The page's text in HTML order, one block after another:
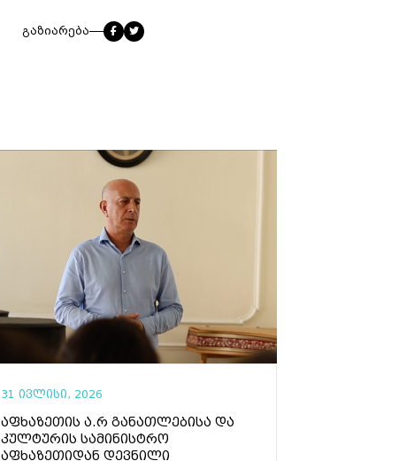
გაზიარება
31 ივლისი, 2026
აფხაზეთის ა.რ განათლებისა და
კულტურის სამინისტრო
აფხაზეთიდან დევნილი